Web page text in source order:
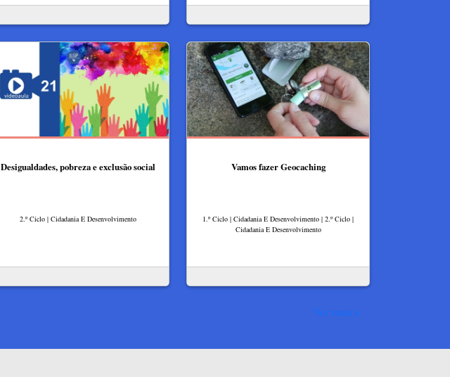
Desigualdades, pobreza e exclusão social
2.º Ciclo | Cidadania E Desenvolvimento
Vamos fazer Geocaching
1.º Ciclo | Cidadania E Desenvolvimento | 2.º Ciclo |
Cidadania E Desenvolvimento
Ver mais